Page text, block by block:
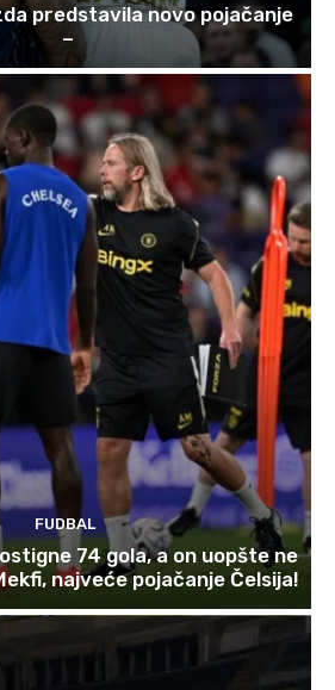
predstavila novo pojačanje
–
FUDBAL
74 gola, a on uopšte ne
najveće pojačanje Čelsija!